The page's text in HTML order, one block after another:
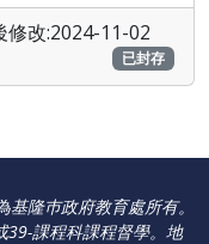
修改:2024-11-02
已封存
隆巿政府教育處所有。
39-課程科課程督學。 地